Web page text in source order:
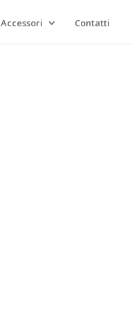
Accessori Contatti